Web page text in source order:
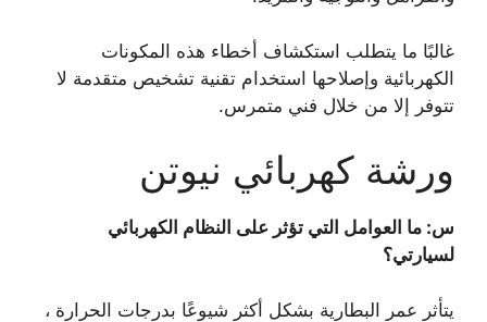
غالبًا ما يتطلب استكشاف أخطاء هذه المكونات
الكهربائية وإصلاحها استخدام تقنية تشخيص متقدمة لا
تتوفر إلا من خلال فني متمرس.
ورشة كهربائي نيوتن
س: ما العوامل التي تؤثر على النظام الكهربائي
لسيارتي؟
يتأثر عمر البطارية بشكل أكثر شيوعًا بدرجات الحرارة ،